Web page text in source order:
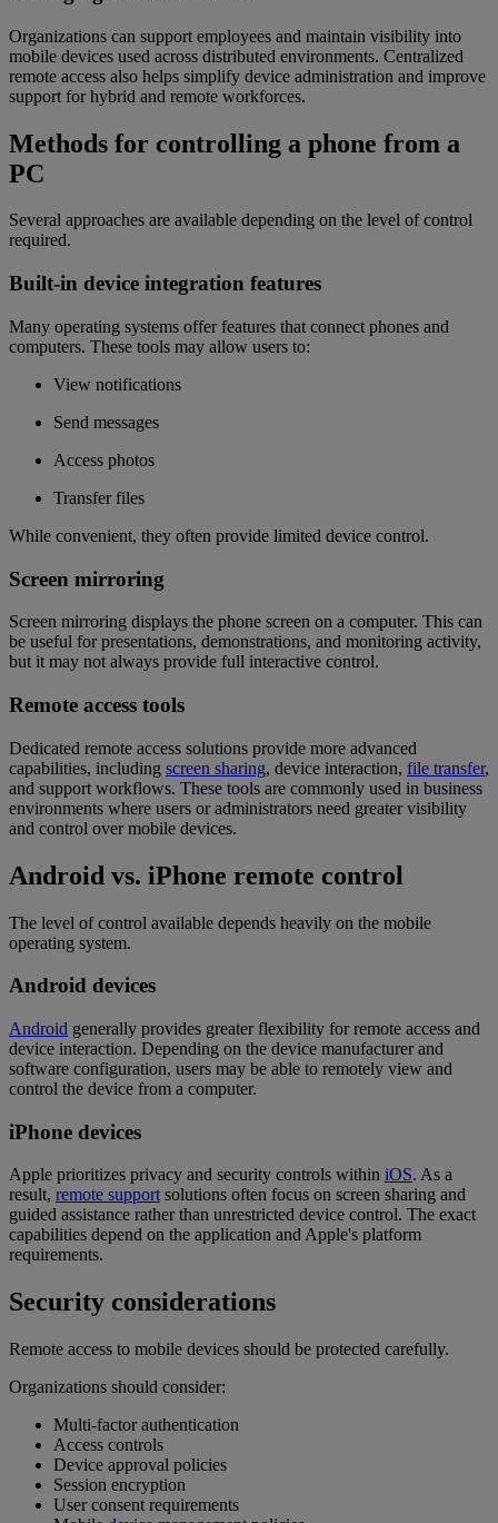
Organizations can support employees and maintain visibility into
mobile devices used across distributed environments. Centralized
remote access also helps simplify device administration and improve
support for hybrid and remote workforces.
Methods for controlling a phone from a
PC
Several approaches are available depending on the level of control
required.
Built-in device integration features
Many operating systems offer features that connect phones and
computers. These tools may allow users to:
View notifications
Send messages
Access photos
Transfer files
While convenient, they often provide limited device control.
Screen mirroring
Screen mirroring displays the phone screen on a computer. This can
be useful for presentations, demonstrations, and monitoring activity,
but it may not always provide full interactive control.
Remote access tools
Dedicated remote access solutions provide more advanced
capabilities, including screen sharing, device interaction, file transfer,
and support workflows. These tools are commonly used in business
environments where users or administrators need greater visibility
and control over mobile devices.
Android vs. iPhone remote control
The level of control available depends heavily on the mobile
operating system.
Android devices
Android generally provides greater flexibility for remote access and
device interaction. Depending on the device manufacturer and
software configuration, users may be able to remotely view and
control the device from a computer.
iPhone devices
Apple prioritizes privacy and security controls within iOS. As a
result, remote supportsolutions often focus on screen sharing and
guided assistance rather than unrestricted device control. The exact
capabilities depend on the application and Apple's platform
requirements.
Security considerations
Remote access to mobile devices should be protected carefully.
Organizations should consider:
Multi-factor authentication
Access controls
Device approval policies
Session encryption
User consent requirements